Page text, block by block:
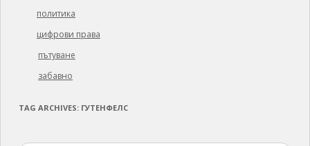
политика
цифрови права
пътуване
забавно
TAG ARCHIVES: ГУТЕНФЕЛС